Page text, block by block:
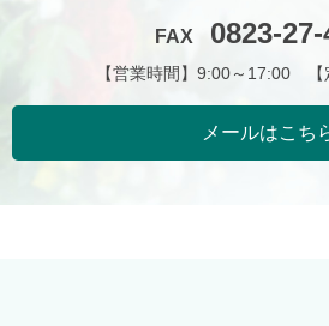
FAX 0823-27-
【営業時間】9:00～17:00 【
メールはこち